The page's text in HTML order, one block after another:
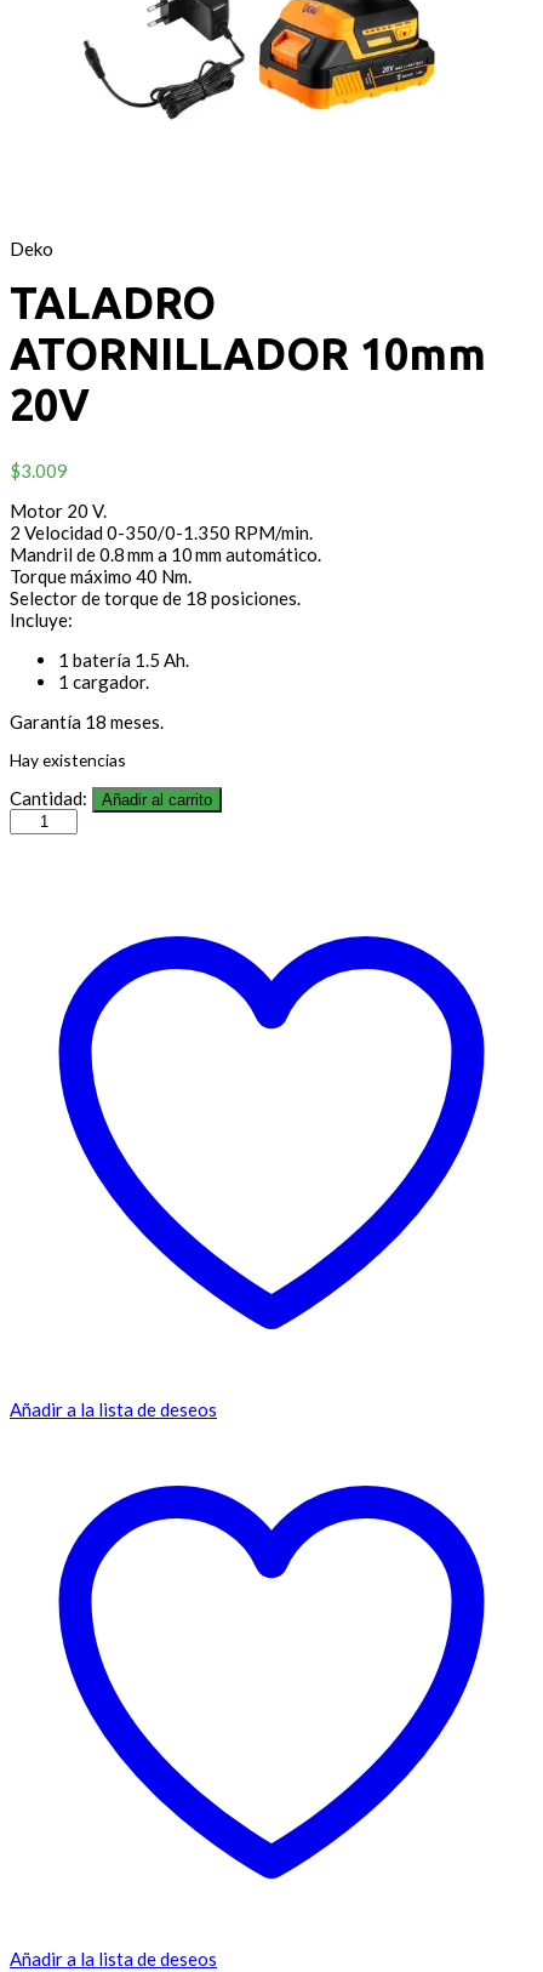
Deko
TALADRO
ATORNILLADOR 10mm
20V
$3.009
Motor 20 V.
2 Velocidad 0-350/0-1.350 RPM/min.
Mandril de 0.8 mm a 10 mm automático.
Torque máximo 40 Nm.
Selector de torque de 18 posiciones.
Incluye:
1 batería 1.5 Ah.
1 cargador.
Garantía 18 meses.
Hay existencias
Cantidad: Añadir al carrito
Añadir a la lista de deseos
Añadir a la lista de deseos